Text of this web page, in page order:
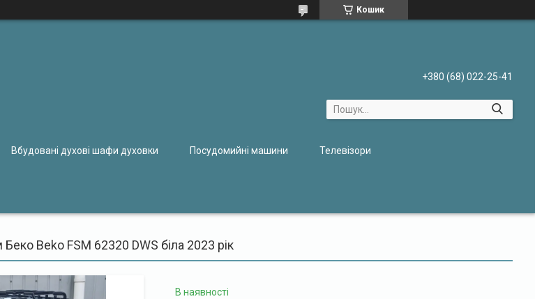
Кошик
+380 (68) 022-25-41
Вбудовані духові шафи духовки Посудомийні машини Телевізори
Beko FSM 62320 DWS біла 2023 рік
В наявності